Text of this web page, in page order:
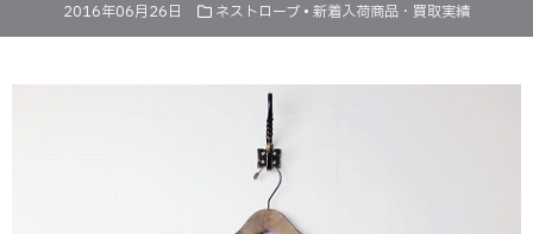
2016年06月26日 ネストローブ • 新着入荷商品・買取実績